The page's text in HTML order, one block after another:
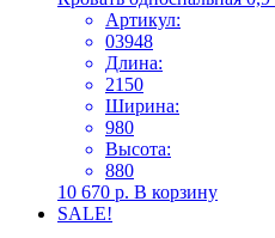
Артикул:
03948
Длина:
2150
Ширина:
980
Высота:
880
10 670 р. В корзину
SALE!